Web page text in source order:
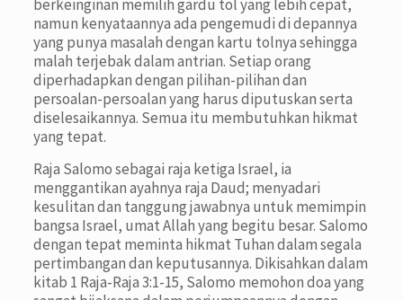
berkeinginan memilih gardu tol yang lebih cepat,
namun kenyataannya ada pengemudi di depannya
yang punya masalah dengan kartu tolnya sehingga
malah terjebak dalam antrian. Setiap orang
diperhadapkan dengan pilihan-pilihan dan
persoalan-persoalan yang harus diputuskan serta
diselesaikannya. Semua itu membutuhkan hikmat
yang tepat.
Raja Salomo sebagai raja ketiga Israel, ia
menggantikan ayahnya raja Daud; menyadari
kesulitan dan tanggung jawabnya untuk memimpin
bangsa Israel, umat Allah yang begitu besar. Salomo
dengan tepat meminta hikmat Tuhan dalam segala
pertimbangan dan keputusannya. Dikisahkan dalam
kitab 1 Raja-Raja 3:1-15, Salomo memohon doa yang